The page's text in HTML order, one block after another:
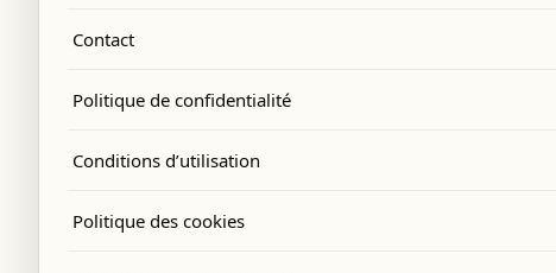
Contact
Politique de confidentialité
Conditions d’utilisation
Politique des cookies